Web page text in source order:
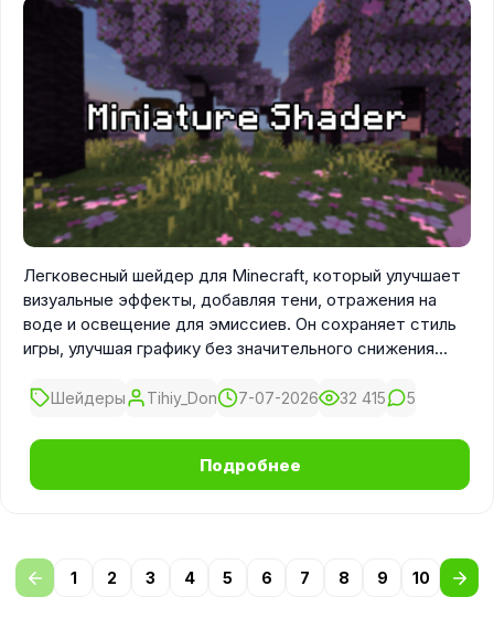
Легковесный шейдер для Minecraft, который улучшает
визуальные эффекты, добавляя тени, отражения на
воде и освещение для эмиссиев. Он сохраняет стиль
игры, улучшая графику без значительного снижения
Шейдеры Tihiy_Don 7-07-2026 32 415 5
Подробнее
1 2 3 4 5 6 7 8 9 10